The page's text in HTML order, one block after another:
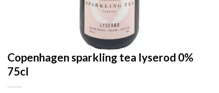
Copenhagen sparkling tea lyserod 0%
75cl